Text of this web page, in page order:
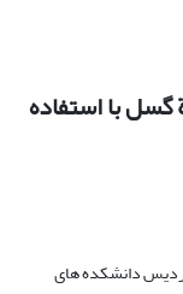
با استفاده
دانشکده‏ های